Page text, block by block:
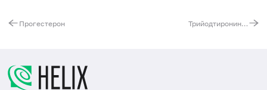
Прогестерон Трийодтиронин свободный (Т3 свободный)